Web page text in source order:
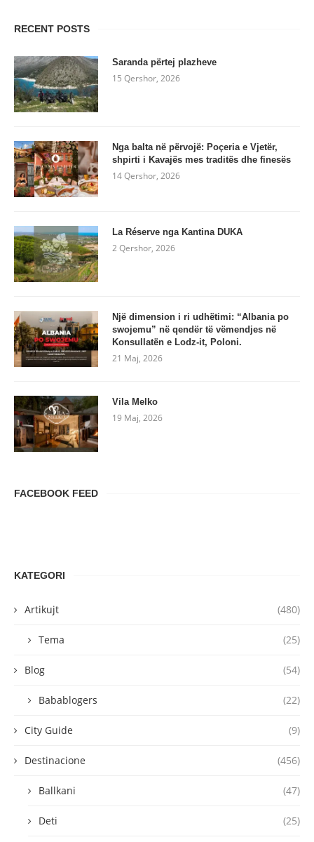
RECENT POSTS
Saranda përtej plazheve
15 Qershor, 2026
Nga balta në përvojë: Poçeria e Vjetër,
shpirti i Kavajës mes traditës dhe finesës
14 Qershor, 2026
La Réserve nga Kantina DUKA
2 Qershor, 2026
Një dimension i ri udhëtimi: “Albania po
swojemu” në qendër të vëmendjes në
Konsullatën e Lodz-it, Poloni.
21 Maj, 2026
Vila Melko
19 Maj, 2026
FACEBOOK FEED
KATEGORI
Artikujt (480)
Tema (25)
Blog (54)
Babablogers (22)
City Guide (9)
Destinacione (456)
Ballkani (47)
Deti (25)